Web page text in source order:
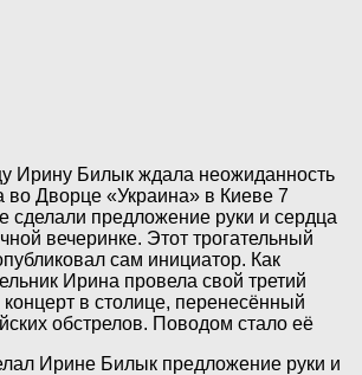
Ирину Билык ждала неожиданность
во Дворце «Украина» в Киеве 7
сделали предложение руки и сердца
вечеринке. Этот трогательный
сам инициатор. Как
Ирина провела свой третий
в столице, перенесённый
обстрелов. Поводом стало её